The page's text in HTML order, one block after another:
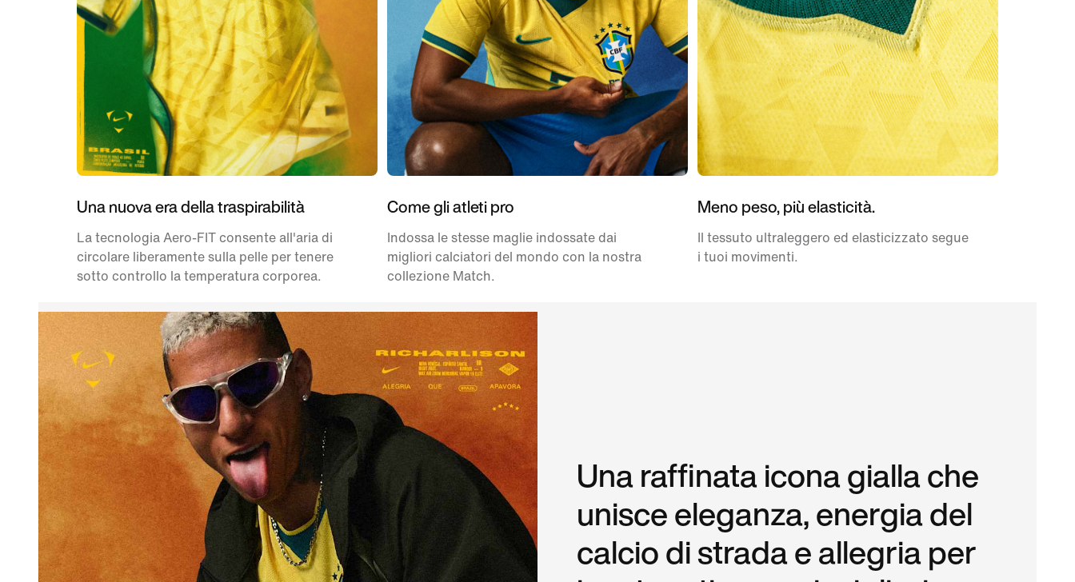
Una nuova era della traspirabilità
La tecnologia Aero-FIT consente all'aria di
circolare liberamente sulla pelle per tenere
sotto controllo la temperatura corporea.
Come gli atleti pro
Indossa le stesse maglie indossate dai
migliori calciatori del mondo con la nostra
collezione Match.
Meno peso, più elasticità.
Il tessuto ultraleggero ed elasticizzato segue
i tuoi movimenti.
Una raffinata icona gialla che
unisce eleganza, energia del
calcio di strada e allegria per